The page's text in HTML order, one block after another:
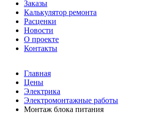
Заказы
Калькулятор ремонта
Расценки
Новости
О проекте
Контакты
Главная
Цены
Электрика
Электромонтажные работы
Монтаж блока питания